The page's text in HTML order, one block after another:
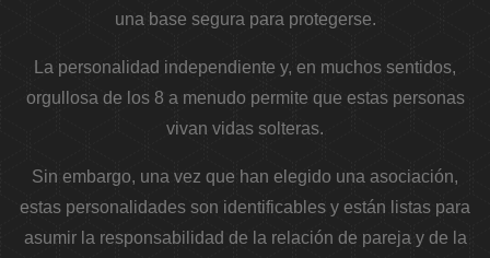
una base segura para protegerse.
La personalidad independiente y, en muchos sentidos,
orgullosa de los 8 a menudo permite que estas personas
vivan vidas solteras.
Sin embargo, una vez que han elegido una asociación,
estas personalidades son identificables y están listas para
asumir la responsabilidad de la relación de pareja y de la